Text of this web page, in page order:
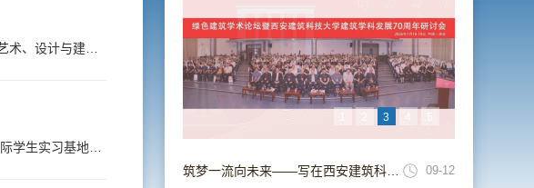
3
09-12